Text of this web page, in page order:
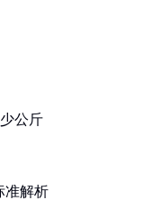
公斤
准解析